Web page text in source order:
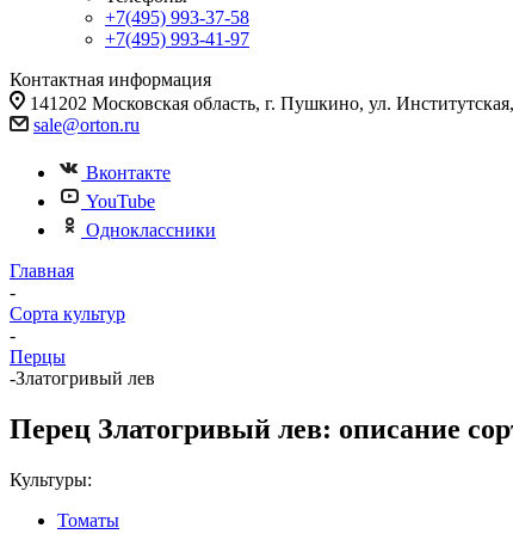
+7(495) 993-37-58
+7(495) 993-41-97
Контактная информация
141202 Московская область, г. Пушкино, ул.
sale@orton.ru
Вконтакте
YouTube
Одноклассники
Главная
-
Сорта культур
-
Перцы
-Златогривый лев
Перец Златогривый лев: описание
Культуры:
Томаты